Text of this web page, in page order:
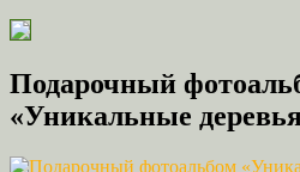
Подарочный
«Уникальные